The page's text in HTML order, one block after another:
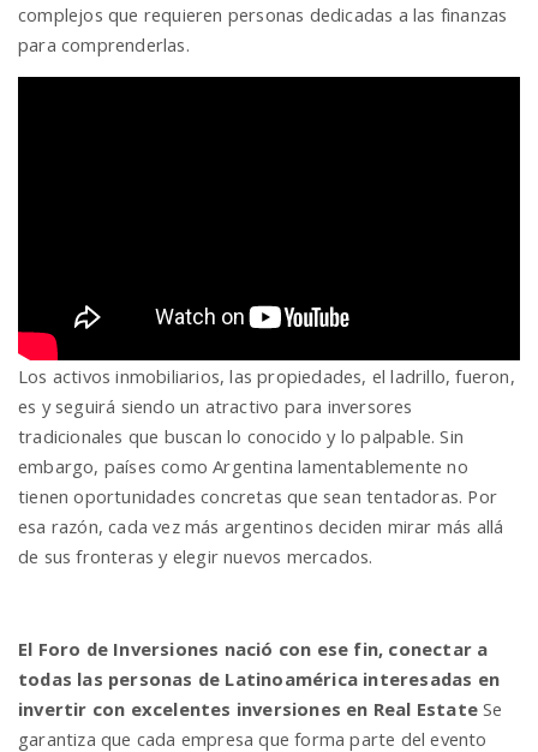
complejos que requieren personas dedicadas a las finanzas
para comprenderlas.
Los activos inmobiliarios, las propiedades, el ladrillo, fueron,
es y seguirá siendo un atractivo para inversores
tradicionales que buscan lo conocido y lo palpable. Sin
embargo, países como Argentina lamentablemente no
tienen oportunidades concretas que sean tentadoras. Por
esa razón, cada vez más argentinos deciden mirar más allá
de sus fronteras y elegir nuevos mercados.
El Foro de Inversiones nació con ese fin, conectar a
todas las personas de Latinoamérica interesadas en
invertir con excelentes inversiones en Real Estate Se
garantiza que cada empresa que forma parte del evento